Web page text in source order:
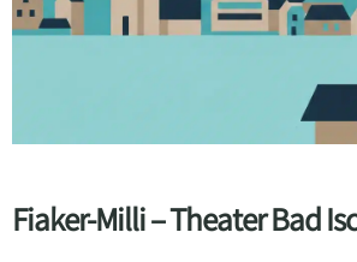
Fiaker-Milli – Theater Bad